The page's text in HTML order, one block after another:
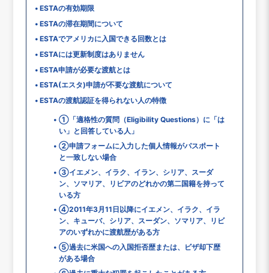
ESTAの有効期限
ESTAの滞在期間について
ESTAでアメリカに入国できる回数とは
ESTAには更新制度はありません
ESTA申請が必要な渡航とは
ESTA(エスタ)申請が不要な渡航について
ESTAの渡航認証を得られない人の特徴
①「適格性の質問（Eligibility Questions）に「は
い」と回答している人」
②申請フォームに入力した個人情報がパスポート
と一致しない場合
③イエメン、イラク、イラン、シリア、スーダ
ン、ソマリア、リビアのどれかの第二国籍を持って
いる方
④2011年3月11日以降にイエメン、イラク、イラ
ン、キューバ、シリア、スーダン、ソマリア、リビ
アのいずれかに渡航歴がある方
⑤過去に米国への入国拒否歴または、ビザ却下歴
がある場合